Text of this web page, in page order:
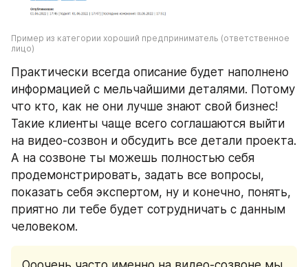
Пример из категории хороший предприниматель (ответственное
лицо)
Практически всегда описание будет наполнено
информацией с мельчайшими деталями. Потому
что кто, как не они лучше знают свой бизнес!
Такие клиенты чаще всего соглашаются выйти
на видео-созвон и обсудить все детали проекта.
А на созвоне ты можешь полностью себя
продемонстрировать, задать все вопросы,
показать себя экспертом, ну и конечно, понять,
приятно ли тебе будет сотрудничать с данным
человеком.